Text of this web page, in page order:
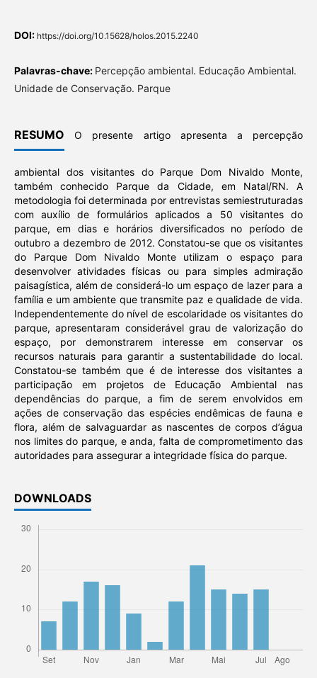
DOI: https://doi.org/10.15628/holos.2015.2240
Palavras-chave: Percepção ambiental. Educação Ambiental.
Unidade de Conservação. Parque
RESUMO O presente artigo apresenta a percepção
ambiental dos visitantes do Parque Dom Nivaldo Monte,
também conhecido Parque da Cidade, em Natal/RN. A
metodologia foi determinada por entrevistas semiestruturadas
com auxílio de formulários aplicados a 50 visitantes do
parque, em dias e horários diversificados no período de
outubro a dezembro de 2012. Constatou-se que os visitantes
do Parque Dom Nivaldo Monte utilizam o espaço para
desenvolver atividades físicas ou para simples admiração
paisagística, além de considerá-lo um espaço de lazer para a
família e um ambiente que transmite paz e qualidade de vida.
Independentemente do nível de escolaridade os visitantes do
parque, apresentaram considerável grau de valorização do
espaço, por demonstrarem interesse em conservar os
recursos naturais para garantir a sustentabilidade do local.
Constatou-se também que é de interesse dos visitantes a
participação em projetos de Educação Ambiental nas
dependências do parque, a fim de serem envolvidos em
ações de conservação das espécies endêmicas de fauna e
flora, além de salvaguardar as nascentes de corpos d’água
nos limites do parque, e anda, falta de comprometimento das
autoridades para assegurar a integridade física do parque.
DOWNLOADS